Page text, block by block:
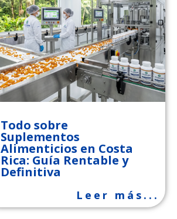
Todo sobre
Suplementos
Alimenticios en Costa
Rica: Guía Rentable y
Definitiva
Leer más...